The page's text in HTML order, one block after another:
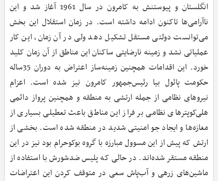
انگلستان و پیوستنش به کامرون در سال 1961 آغاز شد و این
ناآرامی‌ها تاکنون ادامه داشته است. در زمان استقلال این بخش
می‌توانست دولتی مستقل تشکیل دهد ولی در آن زمان، این کار
عملیاتی نشد و زمینه نارضایتی ساکنان این مناطق از آن زمان کلید
خورد. این اقدامات همچنین زمینه‌ساز اعتراض به دوران 35ساله
حکومت پائول بیا رئیس‌جمهور کامرون نیز شده است. اعزام
نیروهای نظامی از جمله ارتشی به منطقه و همچنین پرواز دائمی
هلی‌کوپترهای نظامی بر فراز این مناطق باعث تعطیلی بسیاری از
مغازه‌ها و ایجاد جو امنیتی شدید در منطقه شده است. بخشی از
ارتش که پیش ‌از این مسوول مبارزه با گروه بوکوحرام بود نیز در این
منطقه مستقر شده‌اند. در حالی ‌که پلیس ضدشورش با استفاده از
ماشین‌های زرهی و آب‌پاش سعی در متوقف کردن این اعتراضات